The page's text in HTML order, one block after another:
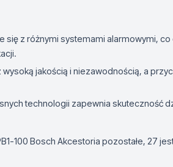
się z różnymi systemami alarmowymi, co
wysoką jakością i niezawodnością, a
technologii zapewnia skuteczność
100 Bosch Akcestoria pozostałe, 27